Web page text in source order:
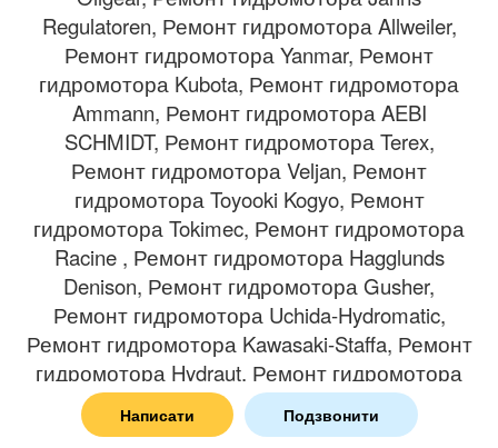
Написати Подзвонити
Regulatoren, Ремонт гидромотора Allweiler,
Ремонт гидромотора Yanmar, Ремонт
гидромотора Kubota, Ремонт гидромотора
Ammann, Ремонт гидромотора AEBI
SCHMIDT, Ремонт гидромотора Terex,
Ремонт гидромотора Veljan, Ремонт
гидромотора Toyooki Kogyo, Ремонт
гидромотора Tokimec, Ремонт гидромотора
Racine , Ремонт гидромотора Hagglunds
Denison, Ремонт гидромотора Gusher,
Ремонт гидромотора Uchida-Hydromatic,
Ремонт гидромотора Kawasaki-Staffa, Ремонт
гидромотора Hydraut, Ремонт гидромотора
Daikin, Ремонт гидромотора Furnan, Ремонт
гидромотора Voith, Ремонт гидромотора